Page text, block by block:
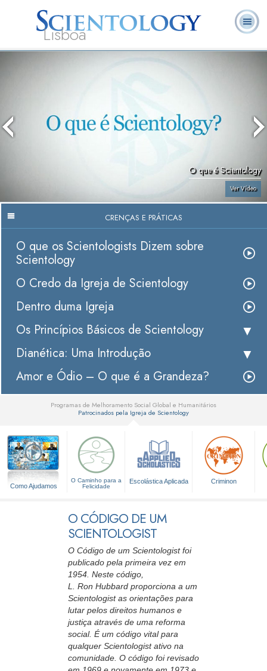
Lisboa
Voluntários
O que é Scientology
Ver Vídeo
CRENÇAS E PRÁTICAS
O que os Scientologists Dizem sobre
Scientology
O Credo da Igreja de Scientology
Dentro duma Igreja
Os Princípios Básicos de Scientology
Dianética: Uma Introdução
Amor e Ódio – O que é a Grandeza?
Programas de Melhoramento Social Global e Humanitários
Patrocinados pela Igreja de Scientology
Como Ajudamos
O Caminho para a
Felicidade
Escolástica Aplicada Criminon
O CÓDIGO DE UM
SCIENTOLOGIST
O Código de um Scientologist foi
publicado pela primeira vez em
1954. Neste código,
L. Ron Hubbard proporciona a um
Scientologist as orientações para
lutar pelos direitos humanos e
justiça através de uma reforma
social. É um código vital para
qualquer Scientologist ativo na
comunidade. O código foi revisado